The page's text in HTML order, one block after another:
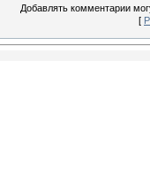
Добавлять комментарии
[